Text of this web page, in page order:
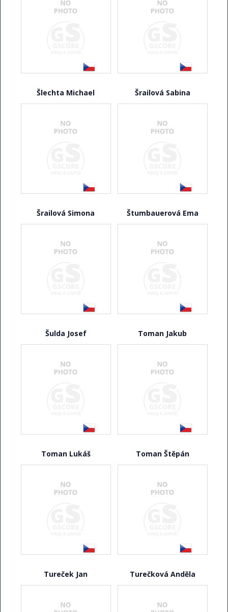
Šlechta Michael Šrailová Sabina
Šrailová Simona Štumbauerová Ema
Šulda Josef Toman Jakub
Toman Lukáš Toman Štěpán
Tureček Jan Turečková Anděla